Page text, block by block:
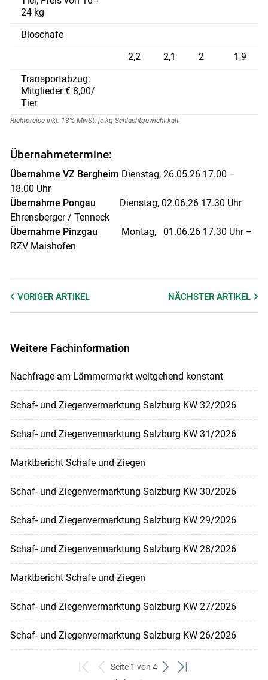
24 kg
Bioschafe
2,2
2,1 2
1,9
Transportabzug:
Mitglieder € 8,00/
Tier
Richtpreise inkl. 13% MwSt. je kg Schlachtgewicht kalt
Übernahmetermine:
Übernahme VZ Bergheim Dienstag, 26.05.26 17.00 –
18.00 Uhr
Übernahme Pongau Dienstag, 02.06.26 17.30 Uhr
Ehrensberger / Tenneck
Übernahme Pinzgau Montag, 01.06.26 17.30 Uhr –
RZV Maishofen
VORIGER ARTIKEL NÄCHSTERARTIKEL
Weitere Fachinformation
Nachfrage am Lämmermarkt weitgehend konstant
Schaf- und Ziegenvermarktung Salzburg KW 32/2026
Schaf- und Ziegenvermarktung Salzburg KW 31/2026
Marktbericht Schafe und Ziegen
Schaf- und Ziegenvermarktung Salzburg KW 30/2026
Schaf- und Ziegenvermarktung Salzburg KW 29/2026
Schaf- und Ziegenvermarktung Salzburg KW 28/2026
Marktbericht Schafe und Ziegen
Schaf- und Ziegenvermarktung Salzburg KW 27/2026
Schaf- und Ziegenvermarktung Salzburg KW 26/2026
zum
zurück
Seite 1 von 4
weiterzum